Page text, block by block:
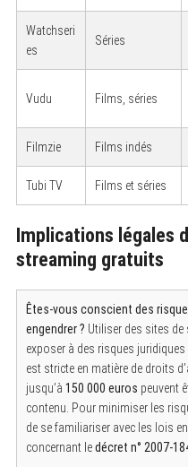
Watchseri
es
Séries
Vudu Films, séries
Filmzie Films indés
Tubi TV Films et séries
Implications légales
streaming gratuits
Êtes-vous conscient des
engendrer ? Utiliser des sites
exposer à des risques
est stricte en matière de droits
jusqu’à 150 000 euros peuvent
contenu. Pour minimiser les
de se familiariser avec les lois
concernant ledécret n° 2007-
S
e